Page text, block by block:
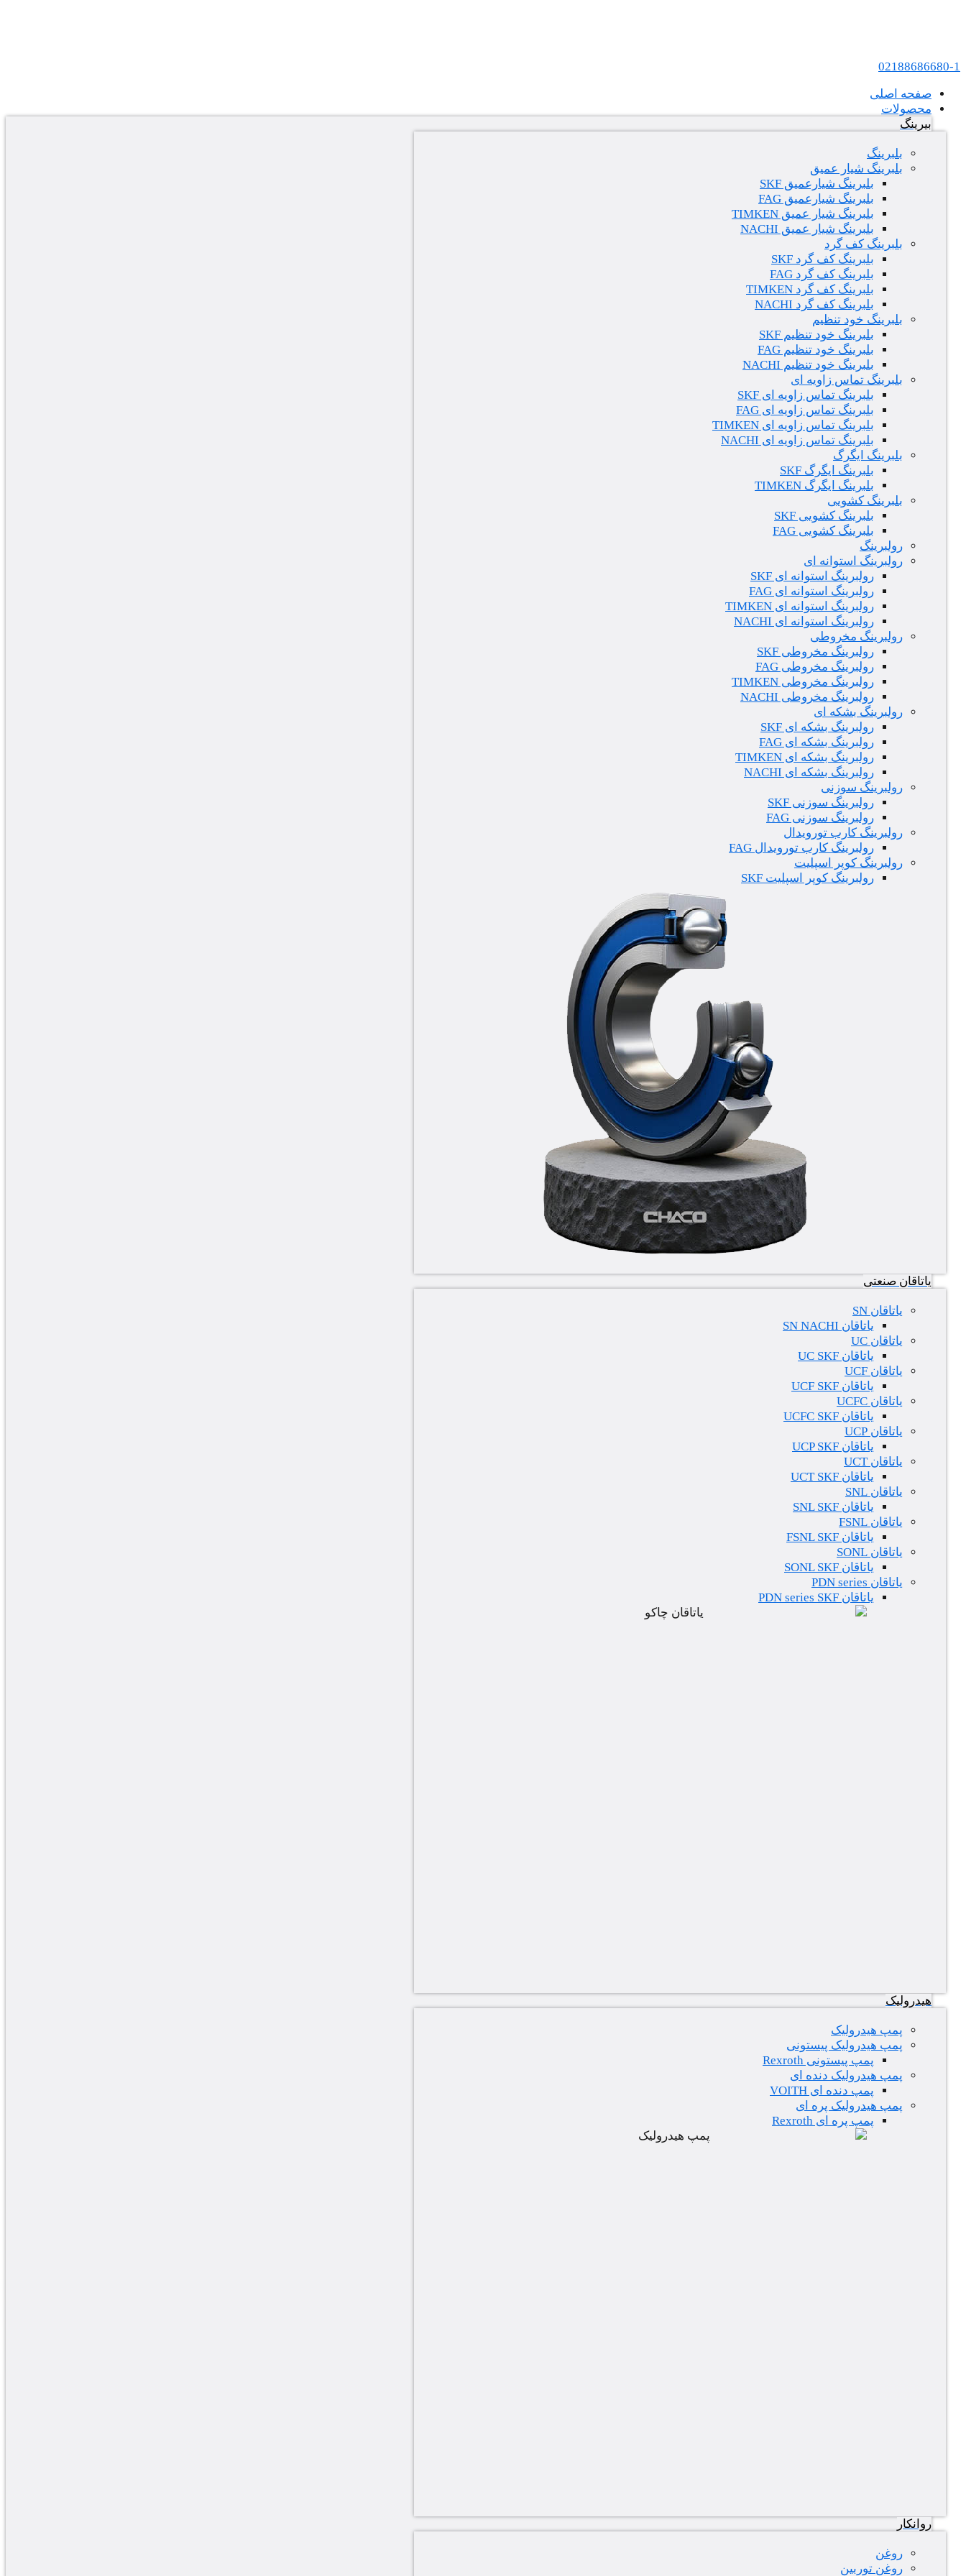
02188686680-1
صفحه اصلی
محصولات
بیرینگ
بلبرینگ
بلبرینگ شیار عمیق
بلبرینگ شیارعمیق SKF
بلبرینگ شیارعمیق FAG
بلبرینگ شیار عمیق TIMKEN
بلبرینگ شیار عمیق NACHI
بلبرینگ کف گرد
بلبرینگ کف گرد SKF
بلبرینگ کف گرد FAG
بلبرینگ کف گرد TIMKEN
بلبرینگ کف گرد NACHI
بلبرینگ خود تنظیم
بلبرینگ خود تنظیم SKF
بلبرینگ خود تنظیم FAG
بلبرینگ خود تنظیم NACHI
بلبرینگ تماس زاویه ای
بلبرینگ تماس زاویه ای SKF
بلبرینگ تماس زاویه ای FAG
بلبرینگ تماس زاویه ای TIMKEN
بلبرینگ تماس زاویه ای NACHI
بلبرینگ ایگرگ
بلبرینگ ایگرگ SKF
بلبرینگ ایگرگ TIMKEN
بلبرینگ کشویی
بلبرینگ کشویی SKF
بلبرینگ کشویی FAG
رولبرینگ
رولبرینگ استوانه ای
رولبرینگ استوانه ای SKF
رولبرینگ استوانه ای FAG
رولبرینگ استوانه ای TIMKEN
رولبرینگ استوانه ای NACHI
رولبرینگ مخروطی
رولبرینگ مخروطی SKF
رولبرینگ مخروطی FAG
رولبرینگ مخروطی TIMKEN
رولبرینگ مخروطی NACHI
رولبرینگ بشکه ای
رولبرینگ بشکه ای SKF
رولبرینگ بشکه ای FAG
رولبرینگ بشکه ای TIMKEN
رولبرینگ بشکه ای NACHI
رولبرینگ سوزنی
رولبرینگ سوزنی SKF
رولبرینگ سوزنی FAG
رولبرینگ کارب تورویدال
رولبرینگ کارب تورویدال FAG
رولبرینگ کوپر اسپلیت
رولبرینگ کوپر اسپلیت SKF
یاتاقان صنعتی
یاتاقان SN
یاتاقان SN NACHI
یاتاقان UC
یاتاقان UC SKF
یاتاقان UCF
یاتاقان UCF SKF
یاتاقان UCFC
یاتاقان UCFC SKF
یاتاقان UCP
یاتاقان UCP SKF
یاتاقان UCT
یاتاقان UCT SKF
یاتاقان SNL
یاتاقان SNL SKF
یاتاقان FSNL
یاتاقان FSNL SKF
یاتاقان SONL
یاتاقان SONL SKF
یاتاقان PDN series
یاتاقان PDN series SKF
هیدرولیک
پمپ هیدرولیک
پمپ هیدرولیک پیستونی
پمپ پیستونی Rexroth
پمپ هیدرولیک دنده ای
پمپ دنده ای VOITH
پمپ هیدرولیک پره ای
پمپ پره ای Rexroth
روانکار
روغن
روغن توربین